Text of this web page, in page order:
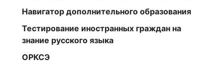
Навигатор дополнительного образования
Тестирование иностранных граждан на
знание русского языка
ОРКСЭ